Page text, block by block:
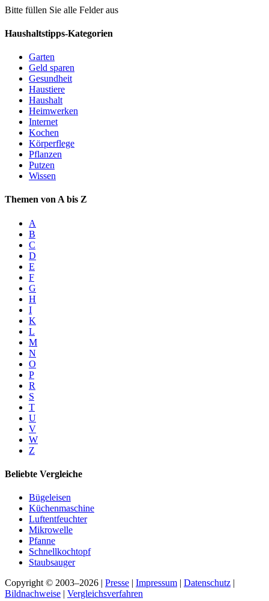
Bitte füllen Sie alle Felder aus
Haushaltstipps-Kategorien
Garten
Geld sparen
Gesundheit
Haustiere
Haushalt
Heimwerken
Internet
Kochen
Körperflege
Pflanzen
Putzen
Wissen
Themen von A bis Z
A
B
C
D
E
F
G
H
I
K
L
M
N
O
P
R
S
T
U
V
W
Z
Beliebte Vergleiche
Bügeleisen
Küchenmaschine
Luftentfeuchter
Mikrowelle
Pfanne
Schnellkochtopf
Staubsauger
Copyright © 2003–2026 | Presse | Impressum | Datenschutz |
Bildnachweise | Vergleichsverfahren